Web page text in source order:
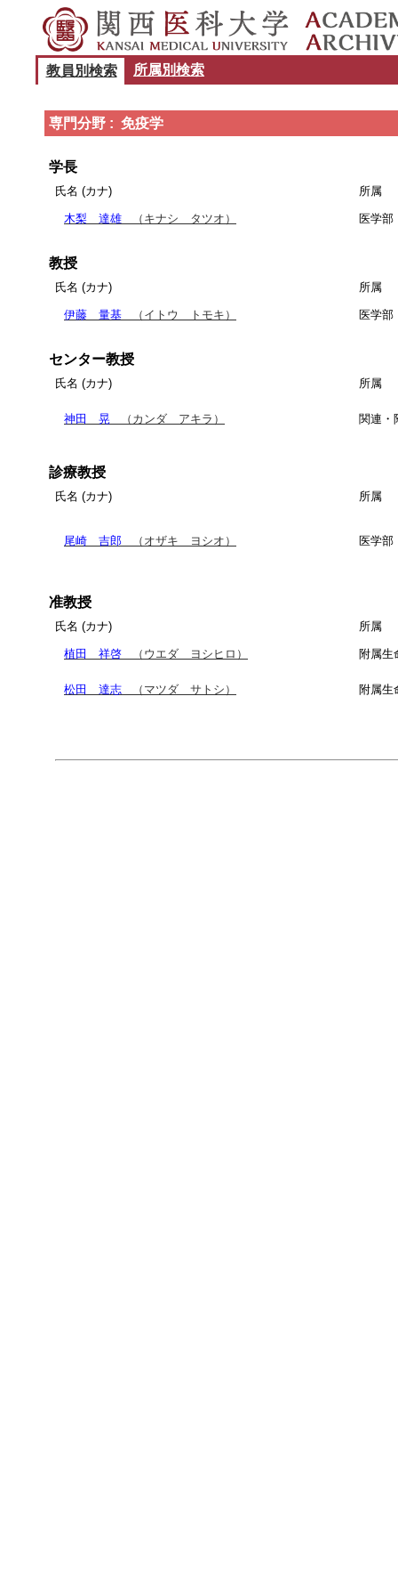
教員別検索 所属別検索
専門分野 : 免疫学
学長
氏名 (カナ) 所属
木梨 達雄 （キナシ タツオ） 医学部
教授
氏名 (カナ) 所属
伊藤 量基 （イトウ トモキ） 医学部
センター教授
氏名 (カナ) 所属
神田 晃 （カンダ アキラ） 関連・
診療教授
氏名 (カナ) 所属
尾崎 吉郎 （オザキ ヨシオ） 医学部
准教授
氏名 (カナ) 所属
植田 祥啓 （ウエダ ヨシヒロ） 附属生
松田 達志 （マツダ サトシ） 附属生